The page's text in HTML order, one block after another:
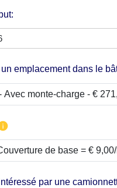
emplacement dans le
par une